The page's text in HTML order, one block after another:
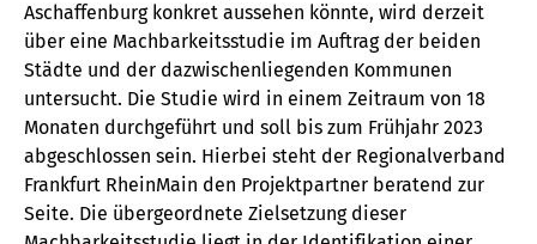
Aschaffenburg konkret aussehen könnte, wird derzeit
über eine Machbarkeitsstudie im Auftrag der beiden
Städte und der dazwischenliegenden Kommunen
untersucht. Die Studie wird in einem Zeitraum von 18
Monaten durchgeführt und soll bis zum Frühjahr 2023
abgeschlossen sein. Hierbei steht der Regionalverband
Frankfurt RheinMain den Projektpartner beratend zur
Seite. Die übergeordnete Zielsetzung dieser